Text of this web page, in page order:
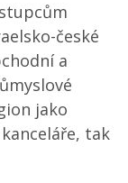
české
a
jako
tak